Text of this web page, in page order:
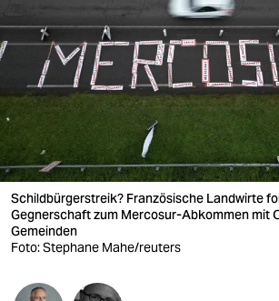
wahrheit
verlag
verlag
veranstaltungen
shop
fragen & hilfe
unterstützen
Schildbürgerstreik? Französische Landwirte
Gegnerschaft zum Mercosur-Abkommen mit
Gemeinden
Foto: Stephane Mahe/reuters